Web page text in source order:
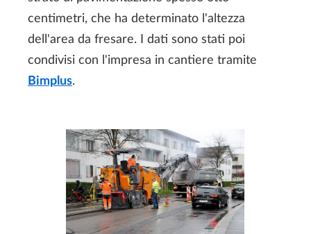
centimetri, che ha determinato l'altezza
dell'area da fresare. I dati sono stati poi
condivisi con l'impresa in cantiere tramite
Bimplus.